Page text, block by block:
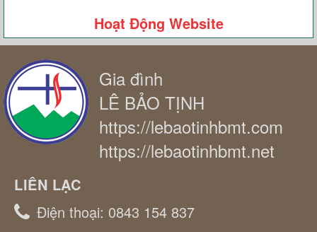
Hoạt Động Website
Gia đình
LÊ BẢO TỊNH
https://lebaotinhbmt.com
https://lebaotinhbmt.net
LIÊN LẠC
Điện thoại: 0843 154 837